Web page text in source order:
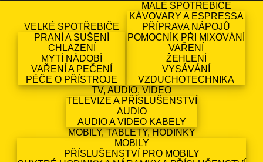
VELKÉ SPOTŘEBIČE
PRANÍ A SUŠENÍ
CHLAZENÍ
MYTÍ NÁDOBÍ
VAŘENÍ A PEČENÍ
PÉČE O PŘÍSTROJE
MALÉ SPOTŘEBIČE
KÁVOVARY A ESPRESSA
PŘÍPRAVA NÁPOJŮ
POMOCNÍK PŘI MIXOVÁNÍ
VAŘENÍ
ŽEHLENÍ
VYSÁVÁNÍ
VZDUCHOTECHNIKA
TV, AUDIO, VIDEO
TELEVIZE A PŘÍSLUŠENSTVÍ
AUDIO
AUDIO A VIDEO KABELY
MOBILY, TABLETY, HODINKY
MOBILY
PŘÍSLUŠENSTVÍ PRO MOBILY